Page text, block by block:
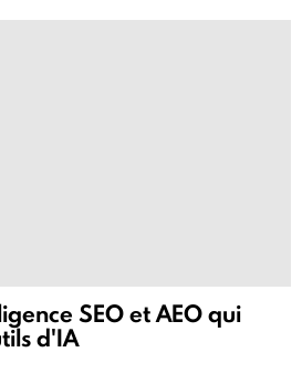
SEO et AEO qui
d'IA